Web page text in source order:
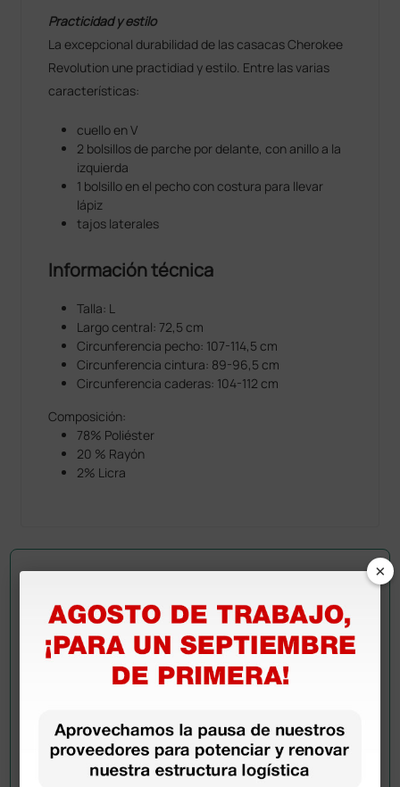
Practicidad y estilo
La excepcional durabilidad de las casacas Cherokee
Revolution une practidiad y estilo. Entre las varias
características:
cuello en V
2 bolsillos de parche por delante, con anillo a la
izquierda
1 bolsillo en el pecho con costura para llevar
lápiz
tajos laterales
Información técnica
Talla: L
Largo central: 72,5 cm
Circunferencia pecho: 107-114,5 cm
Circunferencia cintura: 89-96,5 cm
Circunferencia caderas: 104-112 cm
Composición:
78% Poliéster
20 % Rayón
2% Licra
¿Todavía tienes alguna duda? ¿Necesitas más
información?
Envía ahora mismo tu pregunta a los colegas que ya
×